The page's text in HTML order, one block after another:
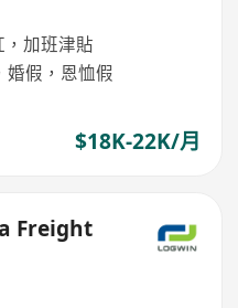
加班津貼
婚假，恩恤假
$18K-22K/月
Freight